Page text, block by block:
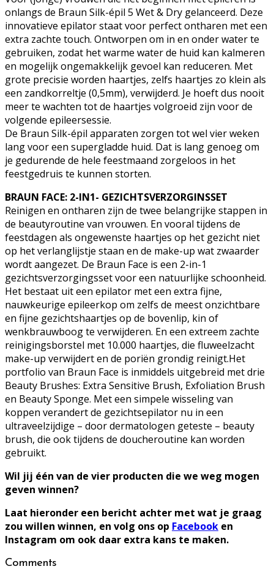
onlangs de Braun Silk-épil 5 Wet & Dry gelanceerd. Deze
innovatieve epilator staat voor perfect ontharen met een
extra zachte touch. Ontworpen om in en onder water te
gebruiken, zodat het warme water de huid kan kalmeren
en mogelijk ongemakkelijk gevoel kan reduceren. Met
grote precisie worden haartjes, zelfs haartjes zo klein als
een zandkorreltje (0,5mm), verwijderd. Je hoeft dus nooit
meer te wachten tot de haartjes volgroeid zijn voor de
volgende epileersessie.
De Braun Silk-épil apparaten zorgen tot wel vier weken
lang voor een supergladde huid. Dat is lang genoeg om
je gedurende de hele feestmaand zorgeloos in het
feestgedruis te kunnen storten.
BRAUN FACE: 2-IN1- GEZICHTSVERZORGINSSET
Reinigen en ontharen zijn de twee belangrijke stappen in
de beautyroutine van vrouwen. En vooral tijdens de
feestdagen als ongewenste haartjes op het gezicht niet
op het verlanglijstje staan en de make-up wat zwaarder
wordt aangezet. De Braun Face is een 2-in-1
gezichtsverzorgingsset voor een natuurlijke schoonheid.
Het bestaat uit een epilator met een extra fijne,
nauwkeurige epileerkop om zelfs de meest onzichtbare
en fijne gezichtshaartjes op de bovenlip, kin of
wenkbrauwboog te verwijderen. En een extreem zachte
reinigingsborstel met 10.000 haartjes, die fluweelzacht
make-up verwijdert en de poriën grondig reinigt.Het
portfolio van Braun Face is inmiddels uitgebreid met drie
Beauty Brushes: Extra Sensitive Brush, Exfoliation Brush
en Beauty Sponge. Met een simpele wisseling van
koppen verandert de gezichtsepilator nu in een
ultraveelzijdige – door dermatologen geteste – beauty
brush, die ook tijdens de doucheroutine kan worden
gebruikt.
Wil jij één van de vier producten die we weg mogen
geven winnen?
Laat hieronder een bericht achter met wat je graag
zou willen winnen, en volg ons op Facebook en
Instagram om ook daar extra kans te maken.
Comments